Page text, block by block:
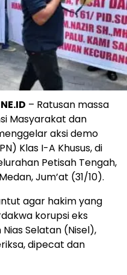
– Ratusan massa
Masyarakat dan
aksi demo
Klas I-A Khusus, di
Petisah Tengah,
Jum’at (31/10).
agar hakim yang
korupsi eks
Selatan (Nisel),
dipecat dan